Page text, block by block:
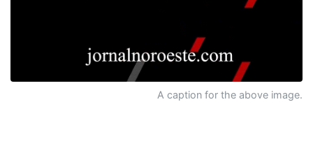
A caption for the above image.